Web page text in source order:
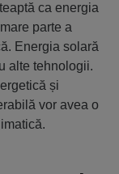
ca energia
parte a
Energia solară
alte tehnologii.
și
vor avea o